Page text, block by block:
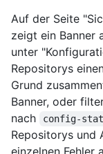
Auf der Seite
zeigt ein Banner
unter
Repositorys
Grund
Banner, oder
nach
config-
Repositorys und